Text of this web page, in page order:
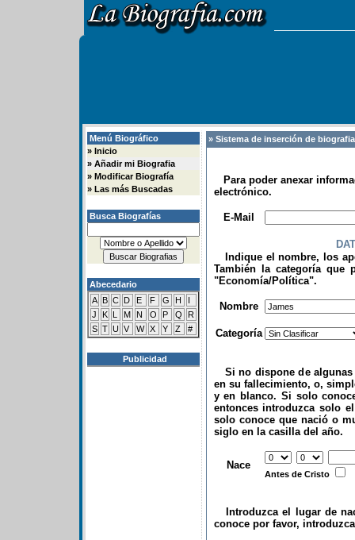
Menú Biográfico
» Inicio
» Añadir mi Biografia
» Modificar Biografía
» Las más Buscadas
Busca Biografías
Abecedario
A B C D E F G H
I
J
K L M N O P Q
R
S T U V W X Y Z #
Publicidad
» Sistema de inserción de
Para poder anexar
electrónico.
E-Mail
Indique el nombre, los
También la categoría que
"Economía/Política".
Nombre
Categoría
Si no dispone de algunas
en su fallecimiento, o,
y en blanco. Si solo
entonces introduzca solo
solo conoce que nació o
siglo en la casilla del año.
Nace
Antes de Cristo
Introduzca el lugar de
conoce por favor,